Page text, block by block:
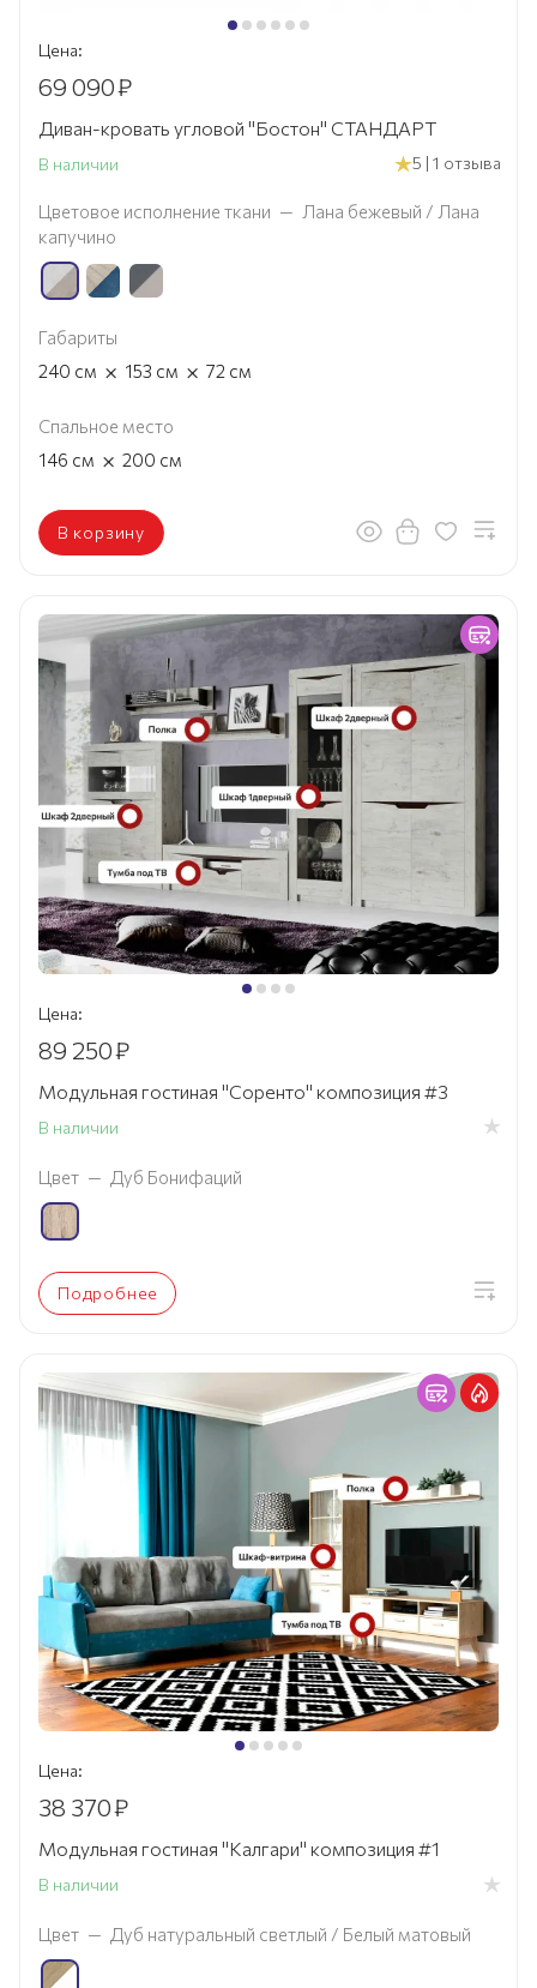
Цена:
69 090₽
Диван-кровать угловой "Бостон" СТАНДАРТ
В наличии 5 | 1 отзыва
Цветовое исполнение ткани — Лана бежевый / Лана
капучино
Габариты
240 см × 153 см × 72 см
Спальное место
146 см × 200 см
В корзину
Цена:
89 250₽
Модульная гостиная "Соренто" композиция #3
В наличии
Цвет — Дуб Бонифаций
Подробнее
Цена:
38 370₽
Модульная гостиная "Калгари" композиция #1
В наличии
Цвет — Дуб натуральный светлый / Белый матовый